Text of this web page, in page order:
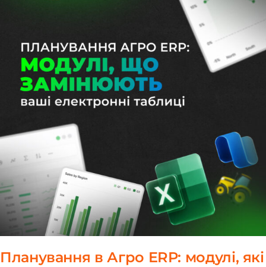
Планування в Агро ERP: модулі, які